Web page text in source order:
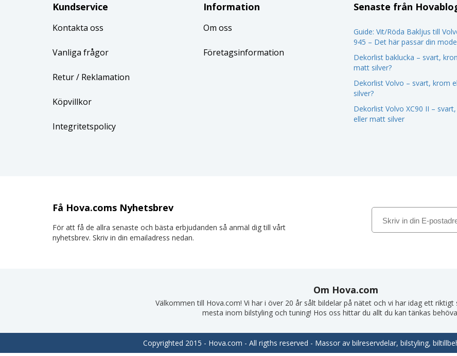
Kundservice
Kontakta oss
Vanliga frågor
Retur/ Reklamation
Köpvillkor
Integritetspolicy
Information
Om oss
Företagsinformation
Senaste från
Guide: Vit/Röda Bakljus till
945 – Det här passar din
Dekorlist baklucka – svart,
matt silver?
Dekorlist Volvo – svart, krom
silver?
Dekorlist Volvo XC90 II –
eller matt silver
Få Hova.coms Nyhetsbrev
För att få de allra senaste och bästa erbjudanden så anmäl dig till vårt
nyhetsbrev. Skriv in din emailadress nedan.
Om Hova.com
Välkommen till Hova.com! Vi har i över 20 år sålt bildelar på nätet och vi har idag ett
mesta inom bilstyling och tuning! Hos oss hittar du allt du kan tänkas
Copyrighted 2015 - Hova.com - All rigths reserved - Massor av bilreservdelar, bilstyling,